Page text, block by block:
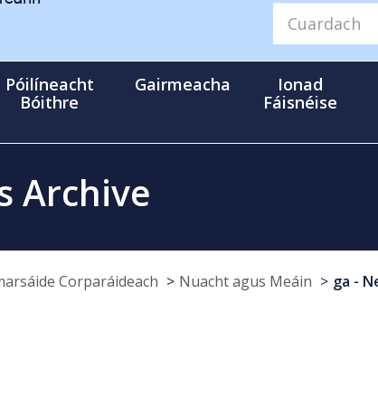
Póilíneacht
Bóithre
Gairmeacha
Ionad
Fáisnéise
Archive
Corparáideach Nuacht agus Meáin
ga -